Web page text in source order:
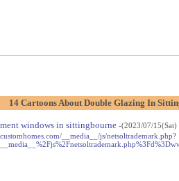
14 Cartoons About Double Glazing In
windows in sittingbourne -(2023/07/
__media__/js/netsoltrademark.php?